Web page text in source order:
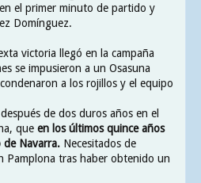
el primer minuto de partido y
Domínguez.
victoria llegó en la campaña
se impusieron a un Osasuna
a los rojillos y el equipo
de dos duros años en el
que en los últimos quince años
de Navarra. Necesitados de
Pamplona tras haber obtenido un